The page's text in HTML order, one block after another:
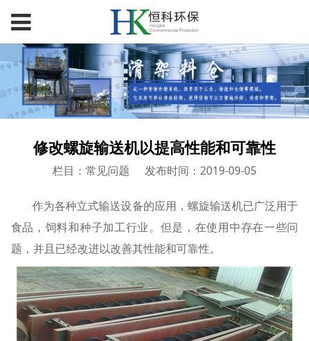
修改螺旋输送机以提高性能和可靠性
栏目：常见问题 发布时间：2019-09-05
作为各种立式输送设备的应用，螺旋输送机已广泛用于
食品，饲料和种子加工行业。但是，在使用中存在一些问
题，并且已经改进以改善其性能和可靠性。